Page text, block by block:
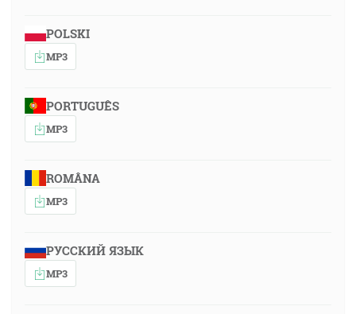
POLSKI
MP3
PORTUGUÊS
MP3
ROMÂNA
MP3
РУССКИЙ ЯЗЫК
MP3